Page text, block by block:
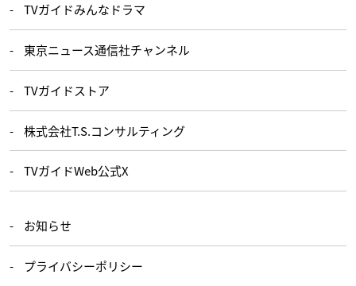
TVガイドみんなドラマ
東京ニュース通信社チャンネル
TVガイドストア
株式会社T.S.コンサルティング
TVガイドWeb公式X
お知らせ
プライバシーポリシー